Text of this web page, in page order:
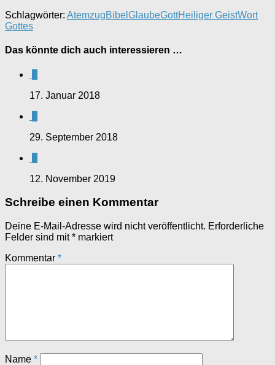
Schlagwörter: AtemzugBibel GlaubeGottHeiliger GeistWort
Gottes
Das könnte dich auch interessieren …
17. Januar 2018
29. September 2018
12. November 2019
Schreibe einen Kommentar
Deine E-Mail-Adresse wird nicht veröffentlicht. Erforderliche
Felder sind mit* markiert
Kommentar *
Name *